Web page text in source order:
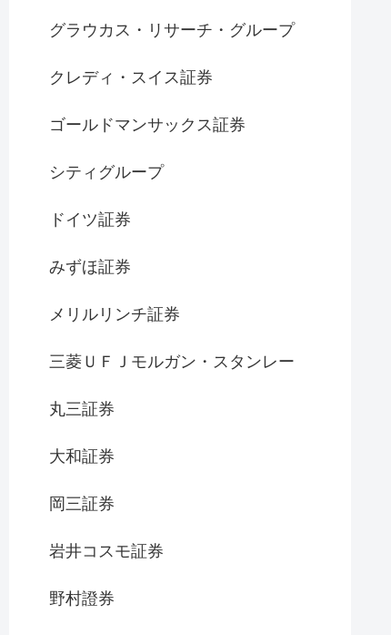
グラウカス・リサーチ・グループ
クレディ・スイス証券
ゴールドマンサックス証券
シティグループ
ドイツ証券
みずほ証券
メリルリンチ証券
三菱ＵＦＪモルガン・スタンレー
丸三証券
大和証券
岡三証券
岩井コスモ証券
野村證券